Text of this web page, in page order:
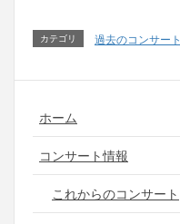
カテゴリ 過去のコンサート
ホーム
コンサート情報
これからのコンサート